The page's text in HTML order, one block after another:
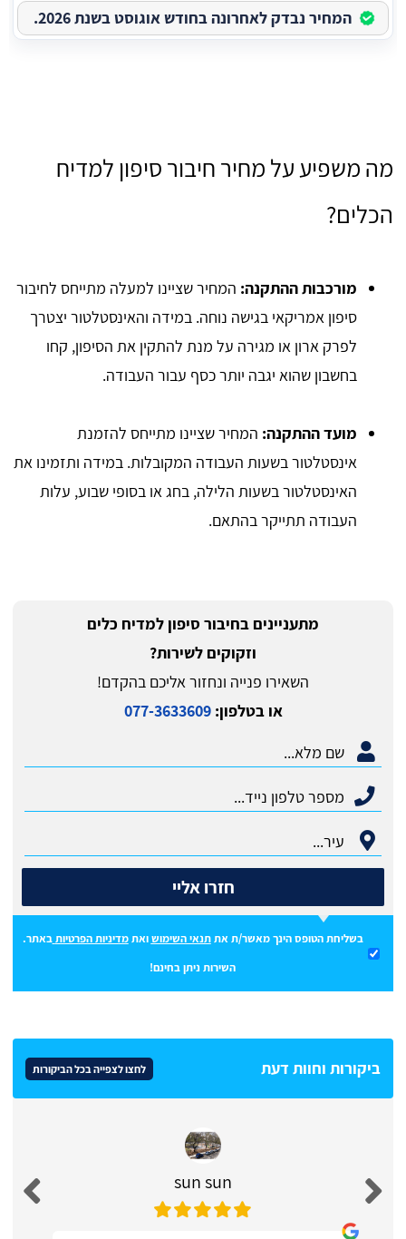
המחיר נבדק לאחרונה בחודש אוגוסט בשנת 2026.
מה משפיע על מחיר חיבור סיפון למדיח
הכלים?
מורכבות ההתקנה: המחיר שציינו למעלה מתייחס לחיבור
סיפון אמריקאי בגישה נוחה. במידה והאינסטלטור יצטרך
לפרק ארון או מגירה על מנת להתקין את הסיפון, קחו
בחשבון שהוא יגבה יותר כסף עבור העבודה.
מועד ההתקנה: המחיר שציינו מתייחס להזמנת
אינסטלטור בשעות העבודה המקובלות. במידה ותזמינו את
האינסטלטור בשעות הלילה, בחג או בסופי שבוע, עלות
העבודה תתייקר בהתאם.
מתעניינים בחיבור סיפון למדיח כלים
וזקוקים לשירות?
השאירו פנייה ונחזור אליכם בהקדם!
או בטלפון:077-3633609
חזרו אליי
בשליחת הטופס הינך מאשר/ת אתתנאי השימושואתמדיניות הפרטיות באתר.
השירות ניתן בחינם!
ביקורות וחוות דעת לחצו לצפייה בכל הביקורות
sun sun